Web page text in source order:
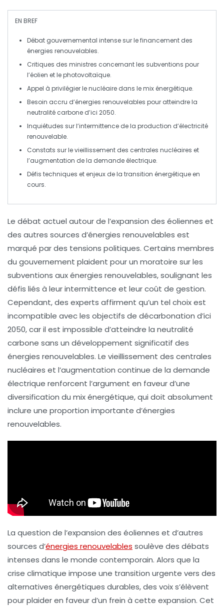
EN BREF
Débat gouvernemental intense sur le financement des
énergies renouvelables.
Critiques des ministres concernant les subventions pour
l’éolien et lephotovoltaïque.
Appel à privilégierle nucléaire dans le mix énergétique.
Besoin accru d’énergies renouvelables pour atteindre la
neutralité carbone d’ici 2050.
Inquiétudes sur l’intermittence de la production d’électricité
renouvelable.
Constats sur le vieillissement des centrales nucléaires et
l’augmentation de la demande électrique.
Défis techniques et enjeux de la transition énergétique en
cours.
Le débat actuel autour de l’expansion des éoliennes et
des autres sources d’énergies renouvelables est
marqué par des tensions politiques. Certains membres
du gouvernement plaident pour un moratoire sur les
subventions aux énergies renouvelables, soulignant les
défis liés à leurintermittence et leur coût de gestion.
Cependant, des experts affirment qu’un tel choix est
incompatible avec les objectifs de décarbonation d’ici
2050, car il est impossible d’atteindre la neutralité
carbone sans un développement significatif des
énergies renouvelables. Le vieillissement des centrales
nucléaires et l’augmentation continue de la demande
électrique renforcent l’argument en faveur d’une
diversification du mix énergétique, qui doit absolument
inclure une proportion importante d’énergies
renouvelables.
La question de l’expansion des éoliennes et d’autres
sources d’énergies renouvelables soulève des débats
intenses dans le monde contemporain. Alors que la
crise climatique impose une transition urgente vers des
alternatives énergétiques durables, des voix s’élèvent
pour plaider en faveur d’un frein à cette expansion. Cet